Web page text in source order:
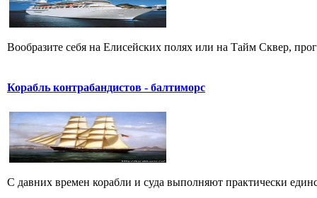
Вообразите себя на Елисейских полях или на Тайм Сквер,
Корабль контрабандистов - балтиморс
С давних времен корабли и суда выполняют практически